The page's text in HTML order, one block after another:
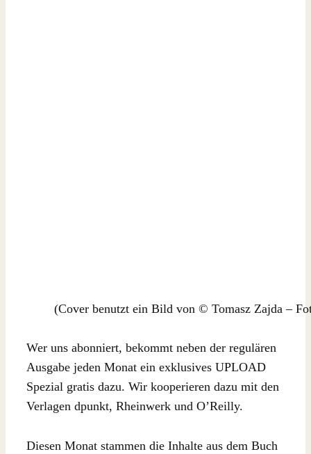
(Cover benutzt ein Bild von © Tomasz Zajda –
Wer uns abonniert, bekommt neben der regulären
Ausgabe jeden Monat ein exklusives UPLOAD
Spezial gratis dazu. Wir kooperieren dazu mit den
Verlagen dpunkt, Rheinwerk und O’Reilly.
Diesen Monat stammen die Inhalte aus dem Buch